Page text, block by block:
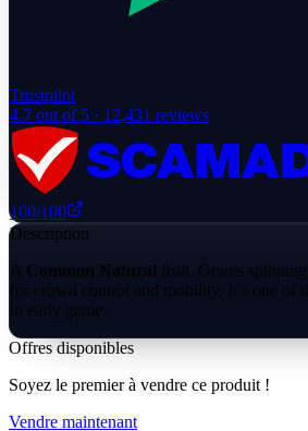
Trustpilot
4.7 out of 5 · 12,431 reviews
100/100
Description
A Common Natural fruit. Grants
for crowd control and mobility. It’s one of
in early game.
Offres disponibles
Soyez le premier à vendre ce produit !
Vendre maintenant